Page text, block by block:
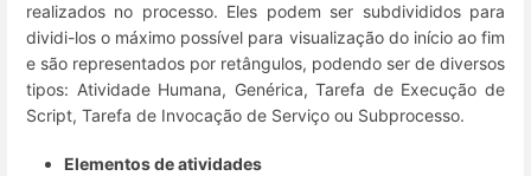
realizados no processo. Eles podem ser subdivididos para
dividi-los o máximo possível para visualização do início ao fim
e são representados por retângulos, podendo ser de diversos
tipos: Atividade Humana, Genérica, Tarefa de Execução de
Script, Tarefa de Invocação de Serviço ou Subprocesso.
Elementos de atividades